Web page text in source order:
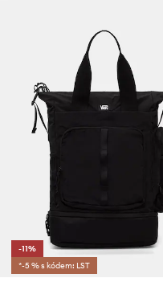
-11%
*-5 % s kódem: LST